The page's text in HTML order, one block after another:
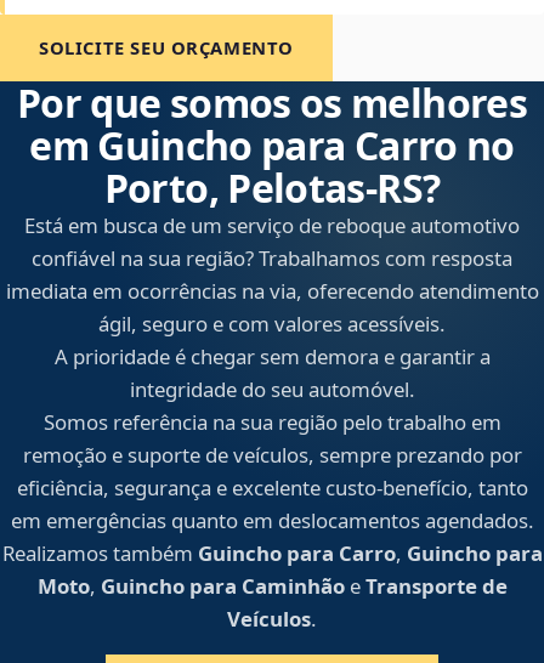
SOLICITE SEU ORÇAMENTO
Por que somos os melhores
em Guincho para Carro no
Porto, Pelotas‑RS?
Está em busca de um serviço de reboque automotivo
confiável na sua região? Trabalhamos com resposta
imediata em ocorrências na via, oferecendo atendimento
ágil, seguro e com valores acessíveis.
A prioridade é chegar sem demora e garantir a
integridade do seu automóvel.
Somos referência na sua região pelo trabalho em
remoção e suporte de veículos, sempre prezando por
eficiência, segurança e excelente custo-benefício, tanto
em emergências quanto em deslocamentos agendados.
Realizamos também Guincho para Carro, Guincho para
Moto, Guincho para CaminhãoeTransporte de
Veículos.